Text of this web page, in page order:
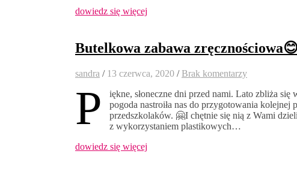
dowiedz się więcej
Butelkowa zabawa zręcznościowa😊
sandra / 13 czerwca, 2020 / Brak komentarzy
P
iękne, słoneczne dni przed nami. Lato zbliża
pogoda nastroiła nas do przygotowania kolejnej
przedszkolaków. 🤗I chętnie się nią z Wami
z wykorzystaniem plastikowych…
dowiedz się więcej